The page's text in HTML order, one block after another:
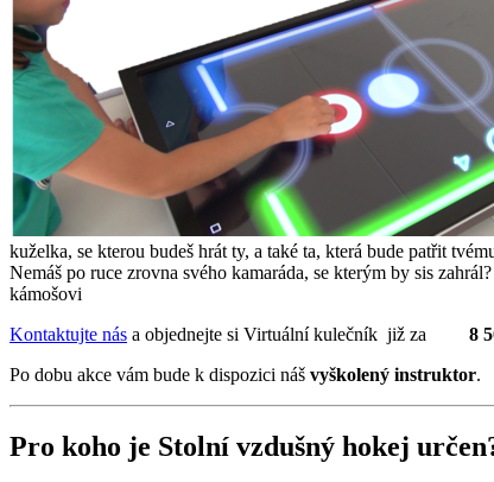
kuželka, se kterou budeš hrát ty, a také ta, která bude patřit
Nemáš po ruce zrovna svého kamaráda, se kterým by sis
kámošovi
Kontaktujte nás a objednejte si Virtuální kulečník již za 8
Po dobu akce vám bude k dispozici náš vyškolený instruktor.
Pro koho je Stolní vzdušný hokej